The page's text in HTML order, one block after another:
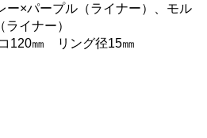
ー×パープル（ライナー）、モル
イナー）
120㎜ リング径15㎜